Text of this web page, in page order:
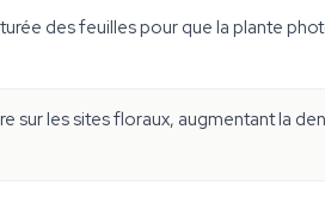
des feuilles pour que la plante
sur les sites floraux, augmentant la